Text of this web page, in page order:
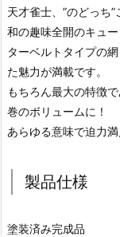
天才雀士、”のどっち
和の趣味全開のキュ
ターベルトタイプの
た魅力が満載です。
もちろん最大の特徴
巻のボリュームに！
あらゆる意味で迫力
製品仕様
塗装済み完成品